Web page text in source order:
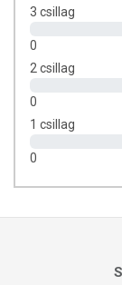
3 csillag
0
2 csillag
0
1 csillag
0